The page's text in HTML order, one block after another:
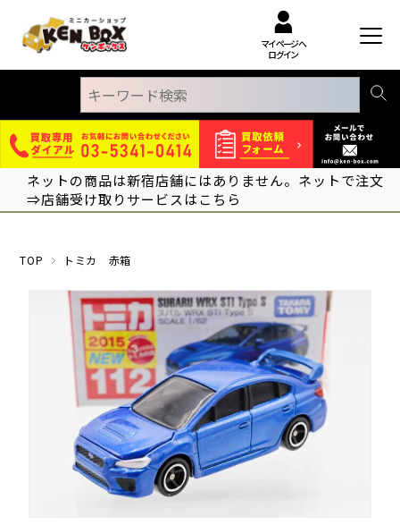
マイページへ
ログイン
ネットの商品は新宿店舗にはありません。ネットで注文
⇒店舗受け取りサービスはこちら
TOP トミカ 赤箱